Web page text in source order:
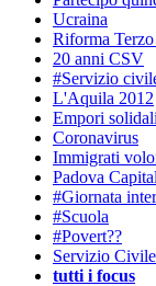
Ucraina
Riforma Terzo
20 anni CSV
#Servizio
L'Aquila 2012
Empori solidali
Coronavirus
Immigrati
Padova
#Giornata
#Scuola
#Povert??
Servizio Civile
tutti i focus